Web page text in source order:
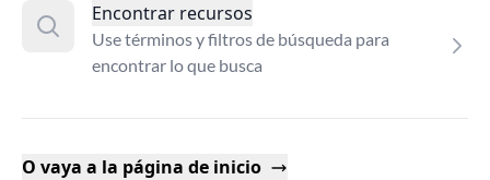
Encontrar recursos
Use términos y filtros de búsqueda para
encontrar lo que busca
O vaya a la página de inicio